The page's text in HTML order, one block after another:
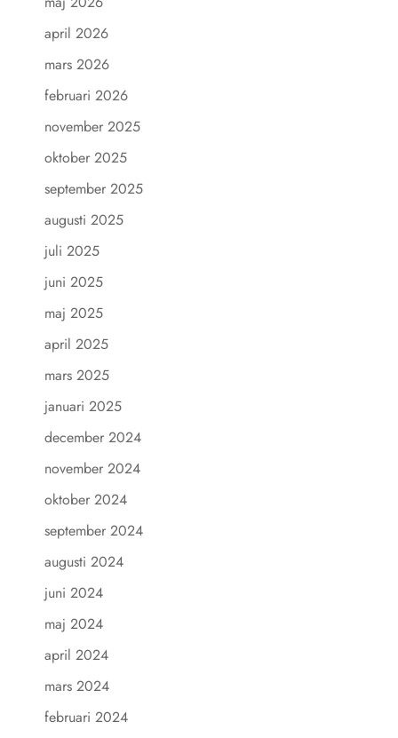
april 2026
mars 2026
februari 2026
november 2025
oktober 2025
september 2025
augusti 2025
juli 2025
juni 2025
maj 2025
april 2025
mars 2025
januari 2025
december 2024
november 2024
oktober 2024
september 2024
augusti 2024
juni 2024
maj 2024
april 2024
mars 2024
februari 2024